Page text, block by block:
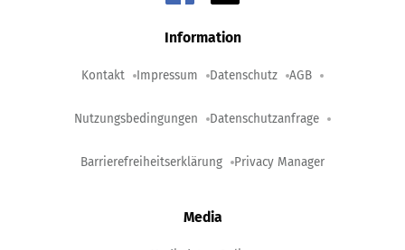
Information
Kontakt Impressum Datenschutz AGB
Nutzungsbedingungen Datenschutzanfrage
Barrierefreiheitserklärung Privacy Manager
Media